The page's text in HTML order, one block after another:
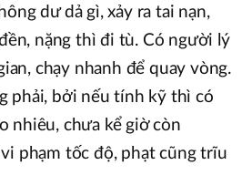
dư dả gì, xảy ra tai nạn,
nặng thì đi tù. Có người lý
chạy nhanh để quay vòng.
phải, bởi nếu tính kỹ thì có
nhiêu, chưa kể giờ còn
phạm tốc độ, phạt cũng trĩu